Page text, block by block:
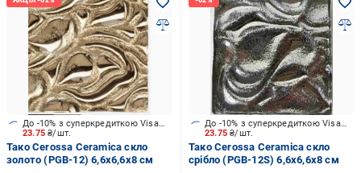
23.75₴/шт.
До -10% з суперкредиткою Visa Вигода
Тако Cerossa Ceramica скло
золото (PGB-12) 6,6x6,6x8 см
23.75₴/шт.
До -10% з суперкредиткою Visa Вигода
Тако Cerossa Ceramica скло
срібло (PGB-12S) 6,6x6,6x8 см